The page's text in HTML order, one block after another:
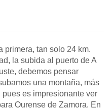
primera, tan solo 24 km.
la subida al puerto de A
debemos pensar
una montaña, más
es impresionante ver
Ourense de Zamora. En